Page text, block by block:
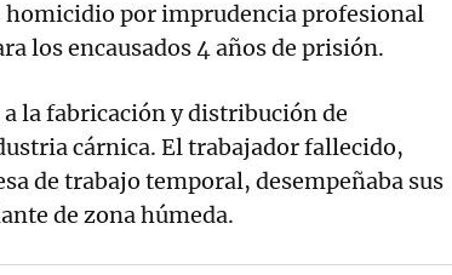
homicidio por imprudencia profesional
los encausados 4 años de prisión.
a la fabricación y distribución de
cárnica. El trabajador fallecido,
de trabajo temporal, desempeñaba sus
de zona húmeda.